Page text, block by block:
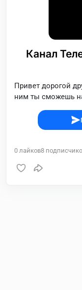
Канал
Привет дорогой
ним ты сможешь
0 лайков8